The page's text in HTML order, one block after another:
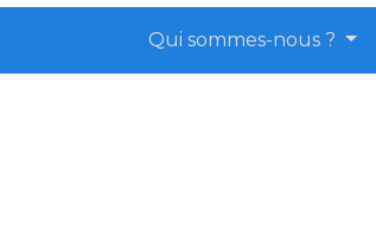
Qui sommes-nous ?